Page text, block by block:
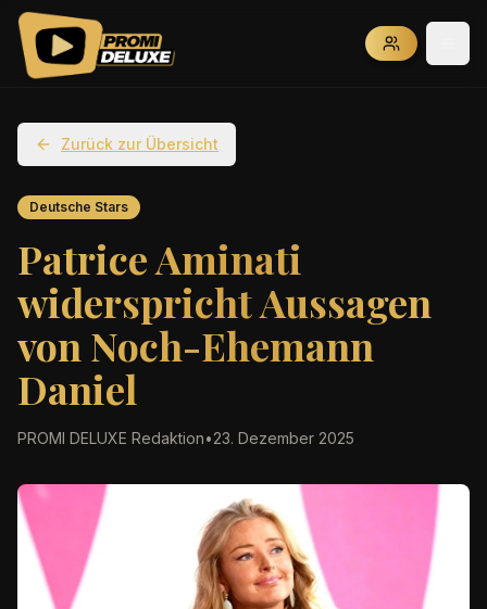
Zurück zur Übersicht
Deutsche Stars
Patrice Aminati
widerspricht Aussagen
von Noch-Ehemann
Daniel
PROMI DELUXE Redaktion•23. Dezember 2025